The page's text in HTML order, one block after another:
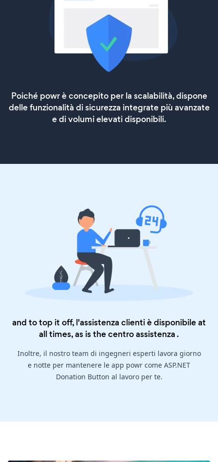
Poiché powr è concepito per la scalabilità, dispone
delle funzionalità di sicurezza integrate più avanzate
e di volumi elevati disponibili.
and to top it off, l'assistenza clienti è disponibile at
all times, as is thecentro assistenza .
Inoltre, il nostro team di ingegneri esperti lavora giorno
e notte per mantenere le app powr come ASP.NET
Donation Button al lavoro per te.